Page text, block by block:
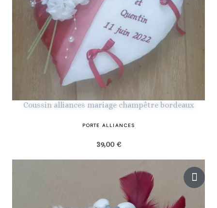
Coussin alliances mariage champêtre bordeaux
PORTE ALLIANCES
39,00 €